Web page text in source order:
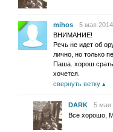
mihos
5 мая
ВНИМАНИЕ!
Речь не идет об
лично, но только
Паша. хорош срать
хочется.
свернуть ветку
DARK
5 мая
Все хорошо,